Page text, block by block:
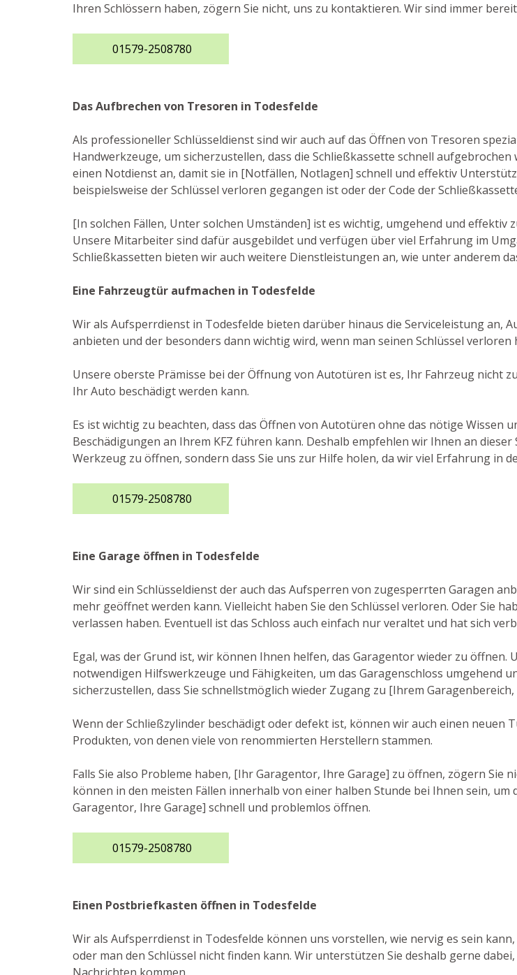
Ihren Schlössern haben, zögern Sie nicht, uns zu kontaktieren. Wir sind immer
01579-2508780
Das Aufbrechen von Tresoren in Todesfelde
Als professioneller Schlüsseldienst sind wir auch auf das Öffnen von Tresoren
Handwerkzeuge, um sicherzustellen, dass die Schließkassette schnell
einen Notdienst an, damit sie in [Notfällen, Notlagen] schnell und effektiv
beispielsweise der Schlüssel verloren gegangen ist oder der Code der
[In solchen Fällen, Unter solchen Umständen] ist es wichtig, umgehend und
Unsere Mitarbeiter sind dafür ausgebildet und verfügen über viel Erfahrung im
Schließkassetten bieten wir auch weitere Dienstleistungen an, wie unter anderem
Eine Fahrzeugtür aufmachen in Todesfelde
Wir als Aufsperrdienst in Todesfelde bieten darüber hinaus die Serviceleistung an,
anbieten und der besonders dann wichtig wird, wenn man seinen Schlüssel
Unsere oberste Prämisse bei der Öffnung von Autotüren ist es, Ihr Fahrzeug nicht
Ihr Auto beschädigt werden kann.
Es ist wichtig zu beachten, dass das Öffnen von Autotüren ohne das nötige Wissen
Beschädigungen an Ihrem KFZ führen kann. Deshalb empfehlen wir Ihnen an
Werkzeug zu öffnen, sondern dass Sie uns zur Hilfe holen, da wir viel Erfahrung in
01579-2508780
Eine Garage öffnen in Todesfelde
Wir sind ein Schlüsseldienst der auch das Aufsperren von zugesperrten Garagen
mehr geöffnet werden kann. Vielleicht haben Sie den Schlüssel verloren. Oder Sie
verlassen haben. Eventuell ist das Schloss auch einfach nur veraltet und hat sich
Egal, was der Grund ist, wir können Ihnen helfen, das Garagentor wieder zu
notwendigen Hilfswerkzeuge und Fähigkeiten, um das Garagenschloss umgehend
sicherzustellen, dass Sie schnellstmöglich wieder Zugang zu [Ihrem
Wenn der Schließzylinder beschädigt oder defekt ist, können wir auch einen
Produkten, von denen viele von renommierten Herstellern stammen.
Falls Sie also Probleme haben, [Ihr Garagentor, Ihre Garage] zu öffnen, zögern Sie
können in den meisten Fällen innerhalb von einer halben Stunde bei Ihnen sein,
Garagentor, Ihre Garage] schnell und problemlos öffnen.
01579-2508780
Einen Postbriefkasten öffnen in Todesfelde
Wir als Aufsperrdienst in Todesfelde können uns vorstellen, wie nervig es sein
oder man den Schlüssel nicht finden kann. Wir unterstützen Sie deshalb gerne